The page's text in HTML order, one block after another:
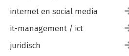
internet en social media
it-management / ict
juridisch